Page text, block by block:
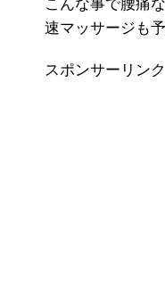
こんな事で腰痛
速マッサージも予
スポンサーリンク